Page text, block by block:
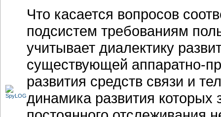
Что касается вопросов
подсистем требованиям
учитывает диалектику
существующей аппаратно-
развития средств связи и
динамика развития которых